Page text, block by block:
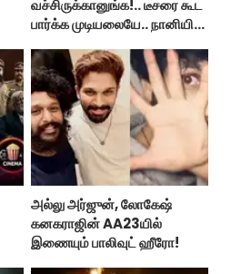
வச்சிருக்கானுங்க!.. டீசரை கூட
பார்க்க முடியலையே.. நானியின்
அல்லு அர்ஜுன், லோகேஷ்
கனகராஜின் AA23யில்
இணையும் பாலிவுட் ஹீரோ!